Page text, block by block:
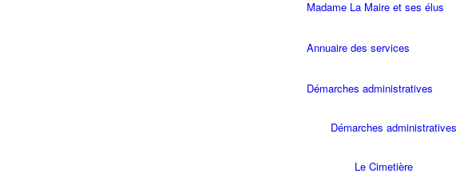
Madame La Maire et ses élus
Annuaire des services
Démarches administratives
Démarches administratives
Le Cimetière